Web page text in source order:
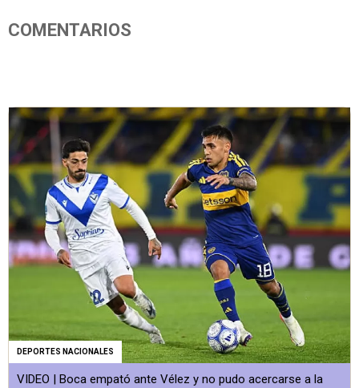
COMENTARIOS
DEPORTES NACIONALES
VIDEO | Boca empató ante Vélez y no pudo acercarse a la